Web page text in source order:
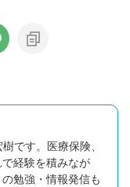
です。医療保険、
経験を積みなが
勉強・情報発信も